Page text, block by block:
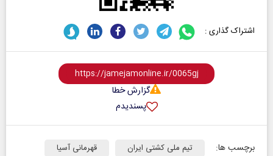
اشتراک گذاری :
گزارش خطا
پسندیدم
برچسب ها: تیم ملی کشتی ایران
قهرمانی آسیا